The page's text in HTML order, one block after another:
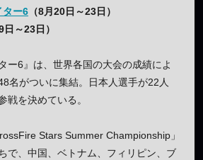
ター6 （8月20日～23日）
～23日）
ー6』は、世界各国の大会の成績によ
名がついに集結。日本人選手が22人
戦を決めている。
Stars Summer Championship」
で、中国、ベトナム、フィリピン、ブ